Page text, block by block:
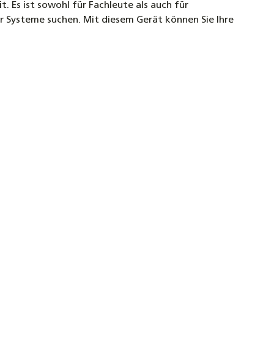
Es ist sowohl für Fachleute als auch für
suchen. Mit diesem Gerät können Sie Ihre